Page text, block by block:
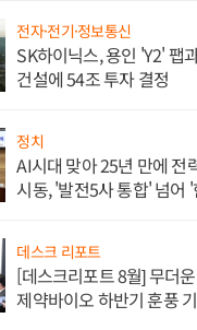
전자·전기·정보통신
SK하이닉스, 용인 'Y2' 팹
건설에 54조 투자 결정
정치
AI시대 맞아 25년 만에 전
시동, '발전5사 통합' 넘어 '
데스크 리포트
[데스크리포트 8월] 무더
제약바이오 하반기 훈풍